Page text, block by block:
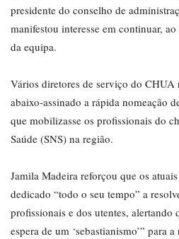
presidente do conselho de
manifestou interesse em continuar,
da equipa.
Vários diretores de serviço do CHUA
abaixo-assinado a rápida nomeação
que mobilizasse os profissionais do
Saúde (SNS) na região.
Jamila Madeira reforçou que os
dedicado “todo o seu tempo” a
profissionais e dos utentes, alertando
espera de um ‘sebastianismo’” para